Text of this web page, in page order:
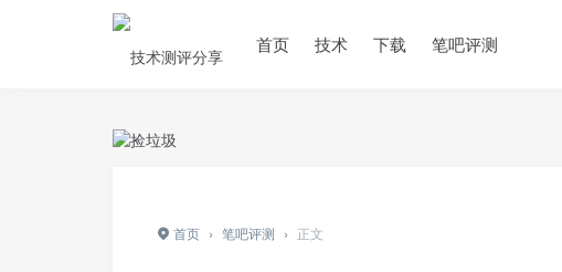
首页 技术 下载 笔吧评测
首页 › 笔吧评测 › 正文